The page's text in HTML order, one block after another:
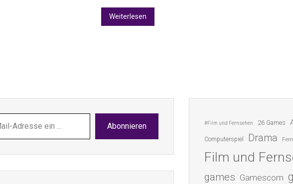
Weiterlesen
Abonnieren #Film und Fernsehen 26 Games
Computerspiel Drama
Film und
games Gamescom